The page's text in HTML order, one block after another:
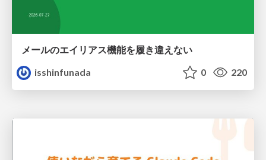
メールのエイリアス機能を履き違えない
isshinfunada
0 220